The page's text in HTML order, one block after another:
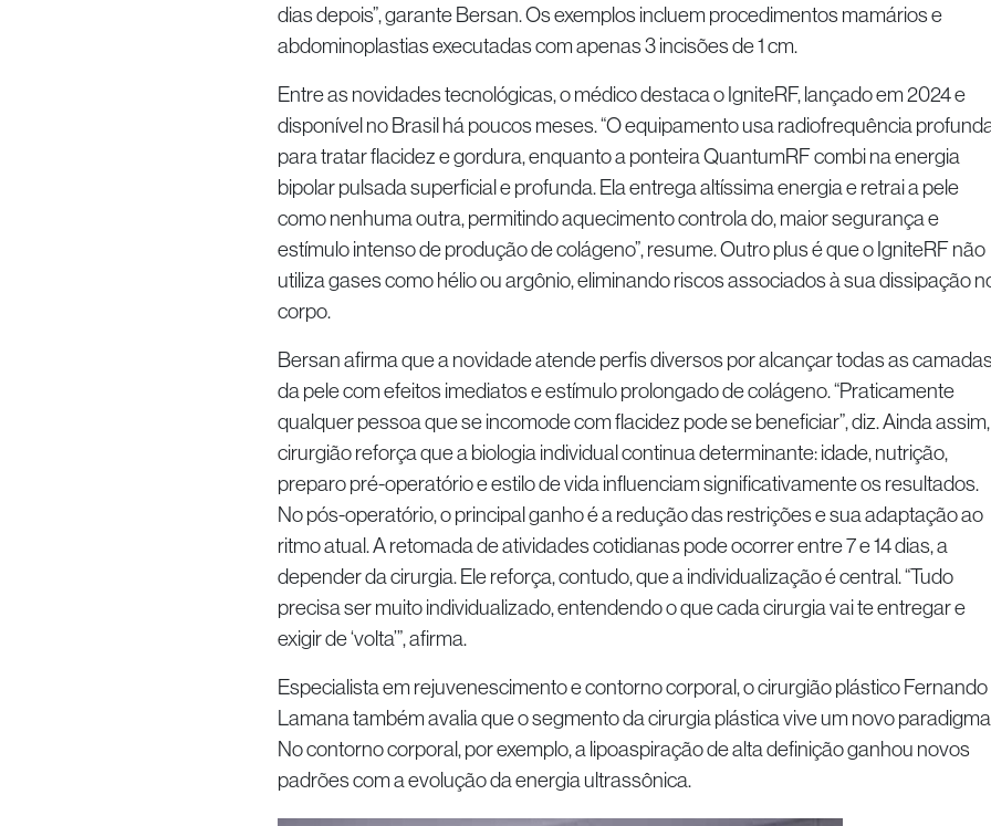
dias depois”, garante Bersan. Os exemplos incluem procedimentos mamários e
abdominoplastias executadas com apenas 3 incisões de 1 cm.
Entre as novidades tecnológicas, o médico destaca o IgniteRF, lançado em 2024 e
disponível no Brasil há poucos meses. “O equipamento usa radiofrequência
para tratar flacidez e gordura, enquanto a ponteira QuantumRF combi na energia
bipolar pulsada superficial e profunda. Ela entrega altíssima energia e retrai a pele
como nenhuma outra, permitindo aquecimento controla do, maior segurança e
estímulo intenso de produção de colágeno”, resume. Outro plus é que o IgniteRF não
utiliza gases como hélio ou argônio, eliminando riscos associados à sua dissipação
corpo.
Bersan afirma que a novidade atende perfis diversos por alcançar todas as
da pele com efeitos imediatos e estímulo prolongado de colágeno. “Praticamente
qualquer pessoa que se incomode com flacidez pode se beneficiar”, diz. Ainda
cirurgião reforça que a biologia individual continua determinante: idade, nutrição,
preparo pré-operatório e estilo de vida influenciam significativamente os resultados.
No pós-operatório, o principal ganho é a redução das restrições e sua adaptação ao
ritmo atual. A retomada de atividades cotidianas pode ocorrer entre 7 e 14 dias, a
depender da cirurgia. Ele reforça, contudo, que a individualização é central. “Tudo
precisa ser muito individualizado, entendendo o que cada cirurgia vai te entregar e
exigir de ‘volta’”, afirma.
Especialista em rejuvenescimento e contorno corporal, o cirurgião plástico Fernando
Lamana também avalia que o segmento da cirurgia plástica vive um novo
No contorno corporal, por exemplo, a lipoaspiração de alta definição ganhou novos
padrões com a evolução da energia ultrassônica.